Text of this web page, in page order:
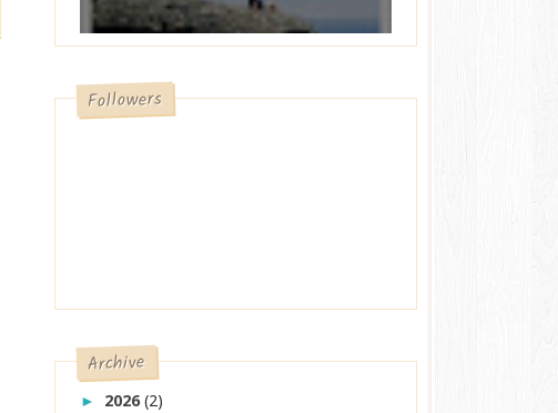
Followers
Archive
► 2026(2)